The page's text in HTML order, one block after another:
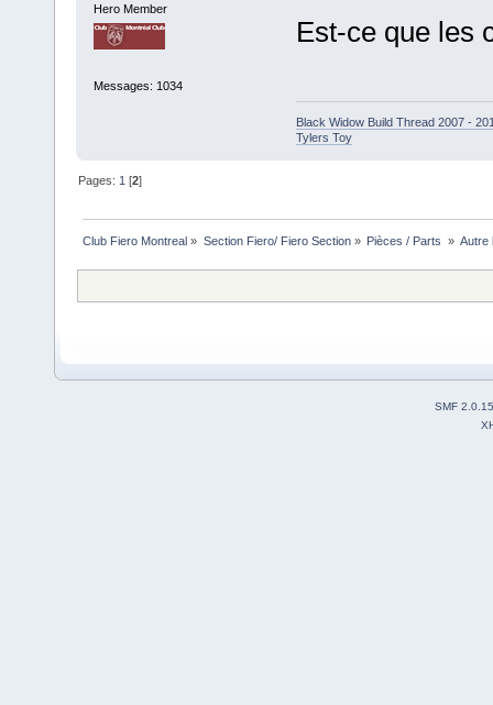
Hero Member
Messages: 1034
Est-ce que les
Black Widow Build Thread 2007 -
Tylers Toy
Pages: 1 [2]
Club Fiero Montreal » Section Fiero/ Fiero Section» Pièces / Parts » Autre
SMF 2.0.15